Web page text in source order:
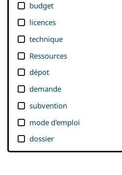
budget
licences
technique
Ressources
dépot
demande
subvention
mode d'emploi
dossier